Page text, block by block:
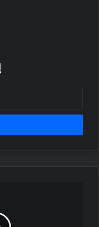
Seralarına Ziyaret
Medya Ajansı, Google
SEO Ajansı ve Web